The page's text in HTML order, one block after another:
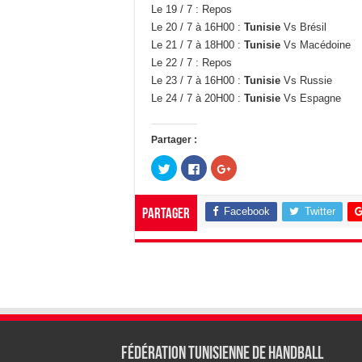
Le 19 / 7 : Repos
Le 20 / 7 à 16H00 : Tunisie Vs Brésil
Le 21 / 7 à 18H00 : Tunisie Vs Macédoine
Le 22 / 7 : Repos
Le 23 / 7 à 16H00 : Tunisie Vs Russie
Le 24 / 7 à 20H00 : Tunisie Vs Espagne
Partager :
C
l
q
e
p
o
a
g
s
u
C
l
u
z
o
a
g
s
u
C
l
u
e
z
o
a
g
s
u
Partager Facebook Twitter
Fédération tunisienne de Handball